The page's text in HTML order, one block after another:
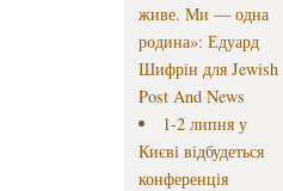
живе. Ми — одна
родина»: Едуард
Шифрін для Jewish
Post And News
1-2 липня у
Києві відбудеться
конференція